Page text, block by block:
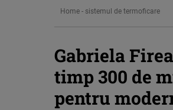
Home - sistemul de termoficare
Gabriela
timp 300 de
pentru